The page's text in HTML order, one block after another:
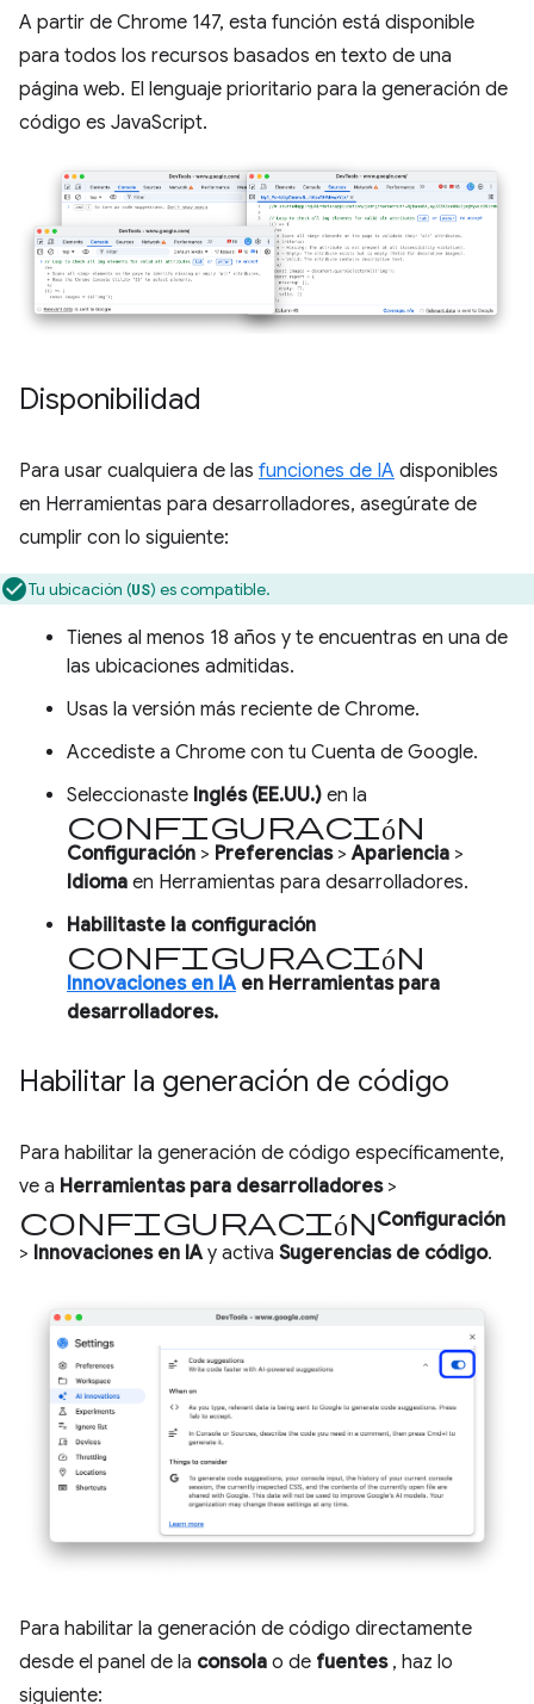
A partir de Chrome 147, esta función está disponible
para todos los recursos basados en texto de una
página web. El lenguaje prioritario para la generación de
código es JavaScript.
Disponibilidad
Para usar cualquiera de las funciones de IA disponibles
en Herramientas para desarrolladores, asegúrate de
cumplir con lo siguiente:
Tu ubicación (US) es compatible.
Tienes al menos 18 años y te encuentras en una de
las ubicaciones admitidas.
Usas la versión más reciente de Chrome.
Accediste a Chrome con tu Cuenta de Google.
Seleccionaste Inglés (EE.UU.) en la
configuración
Configuración > Preferencias>Apariencia >
Idioma en Herramientas para desarrolladores.
Habilitaste la configuración
Configuración
Innovaciones en IA en Herramientas para
desarrolladores.
Habilitar la generación de código
Para habilitar la generación de código específicamente,
ve a Herramientas para desarrolladores>
configuraciónConfiguración
> Innovaciones en IA y activa Sugerencias de código.
Para habilitar la generación de código directamente
desde el panel de la consola o de fuentes, haz lo
siguiente: